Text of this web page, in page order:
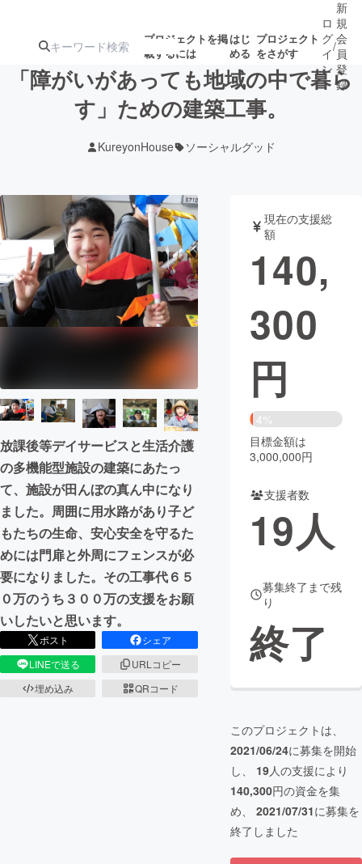
プロジェクトを掲
載するには
はじ
める
プロジェクト
をさがす
ターン
ジェクト
ロジェクト
アート・写真 音楽
テクノロジー・ガジェット ゲーム・サ
映像・映画
ビジネス・起業
まちづくり・地域活性化
CAMPFIRE for Social Good
CAMPFIRE Creation
CAMPFIREふるさと納税
コミュニティ
ロ
グ
イ
ン
/
新
規
会
員
登
録
「障がいがあっても地域の中で暮ら
す」ための建築工事。
KureyonHouse ソーシャルグッド
放課後等デイサービスと生活介護
の多機能型施設の建築にあたっ
て、施設が田んぼの真ん中になり
ました。周囲に用水路があり子ど
もたちの生命、安心安全を守るた
めには門扉と外周にフェンスが必
要になりました。その工事代６５
０万のうち３００万の支援をお願
いしたいと思います。
ポスト
シェア
LINEで送る
URLコピー
埋め込み
QRコード
現在の支援総
額
140,
300
円
4%
目標金額は
3,000,000円
支援者数
19人
募集終了まで残
り
終了
このプロジェクトは、
2021/06/24に募集を開始
し、 19人の支援により
140,300円の資金を集
め、 2021/07/31に募集を
終了しました